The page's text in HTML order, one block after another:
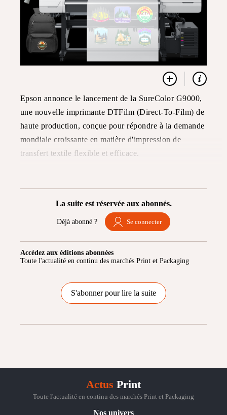
Epson annonce le lancement de la SureColor G9000,
une nouvelle imprimante DTFilm (Direct-To-Film) de
haute production, conçue pour répondre à la demande
mondiale croissante en matière d'impression de
transfert textile flexible et efficace.
La suite est réservée aux abonnés.
Déjà abonné ? Se connecter
Accédez aux éditions abonnées
Toute l'actualité en continu des marchés Print et Packaging
S'abonner pour lire la suite
Actus Print
Toute l'actualité en continu des marchés Print et Packaging
Nos univers